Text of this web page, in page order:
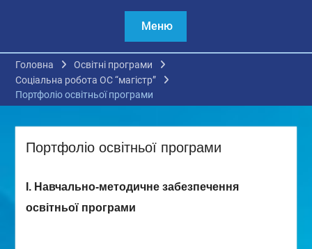
Меню
Головна
Освітні програми
Соціальна робота ОС “магістр”
Портфоліо освітньої програми
Портфоліо освітньої програми
І. Навчально-методичне забезпечення
освітньої програми